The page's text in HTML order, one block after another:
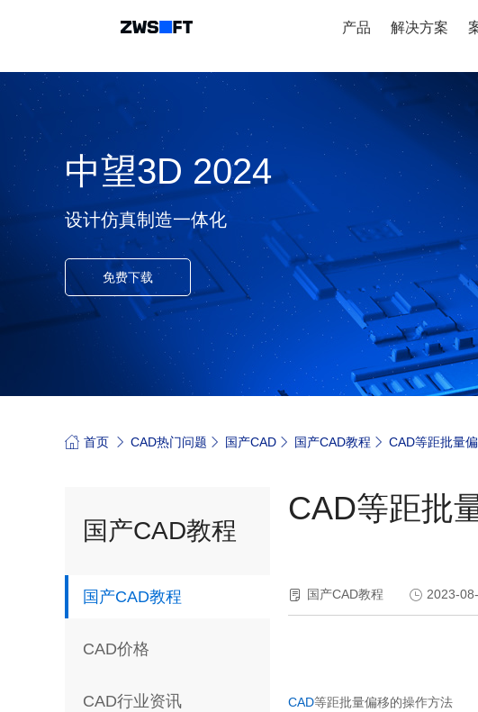
产品 解决方案
中望3D 2024
设计仿真制造一体化
免费下载
首页 CAD热门问题 国产CAD 国产CAD教程 CAD等距批量
国产CAD教程
国产CAD教程
CAD价格
CAD行业资讯
CAD等距批
国产CAD教程 2023-
CAD等距批量偏移的操作方法